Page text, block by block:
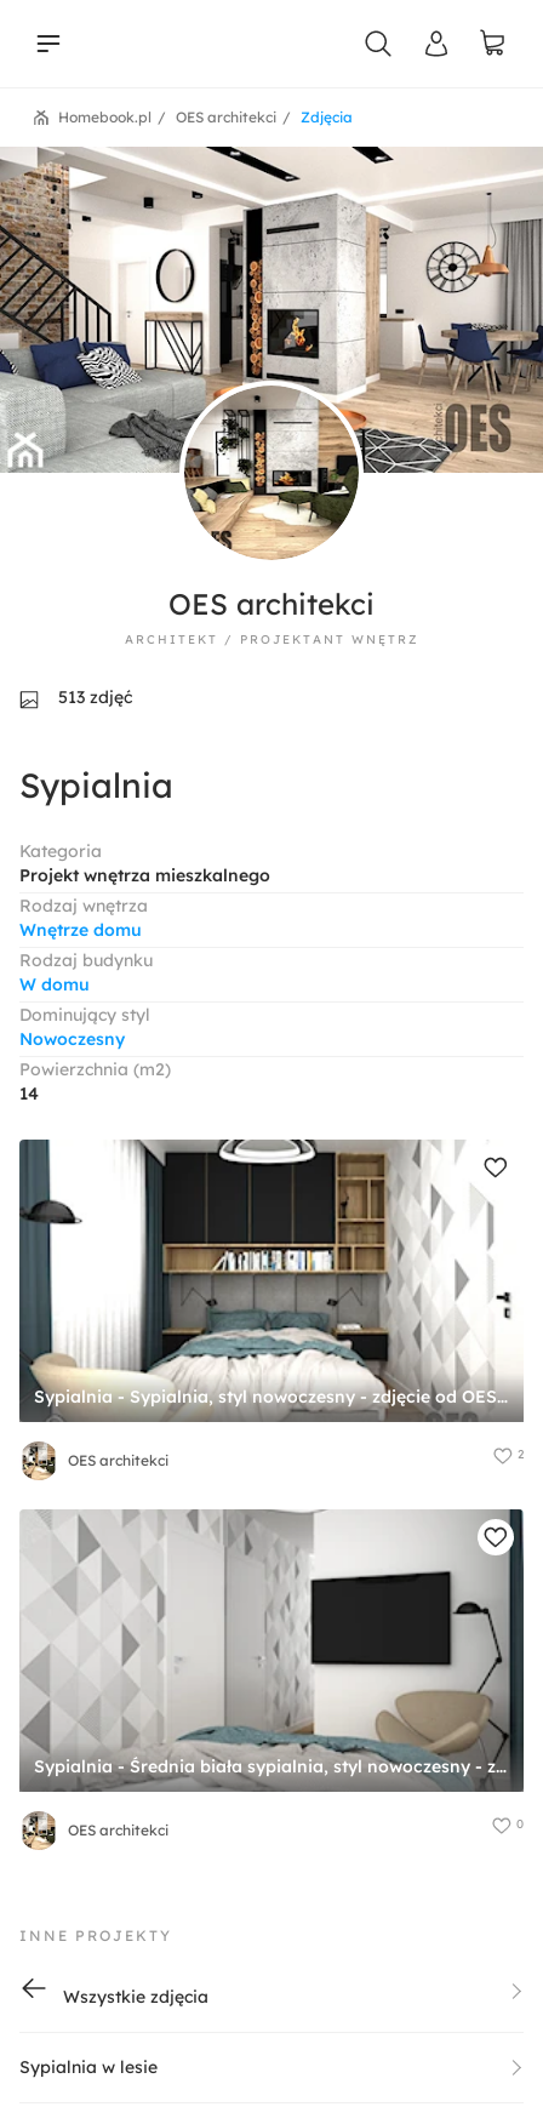
Zdjęcia
OES architekci
Homebook.pl
OES architekci
ARCHITEKT / PROJEKTANT WNĘTRZ
513 zdjęć
Sypialnia
Kategoria
Projekt wnętrza mieszkalnego
Rodzaj wnętrza
Wnętrze domu
Rodzaj budynku
W domu
Dominujący styl
Nowoczesny
Powierzchnia (m2)
14
Sypialnia - Sypialnia, styl nowoczesny - zdjęcie od OES architekci
OES architekci 2
Sypialnia - Średnia biała sypialnia, styl nowoczesny - zdjęcie od OES architekci
OES architekci 0
INNE PROJEKTY
Wszystkie zdjęcia
Sypialnia w lesie